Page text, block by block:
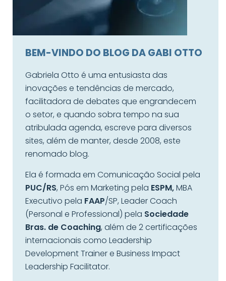
BEM-VINDO DO BLOG DA GABI OTTO
Gabriela Otto é uma entusiasta das
inovações e tendências de mercado,
facilitadora de debates que engrandecem
o setor, e quando sobra tempo na sua
atribulada agenda, escreve para diversos
sites, além de manter, desde 2008, este
renomado blog.
Ela é formada em Comunicação Social pela
PUC/RS, Pós em Marketing pela ESPM,MBA
Executivo pela FAAP/SP, Leader Coach
(Personal e Professional) pela Sociedade
Bras. de Coaching, além de 2 certificações
internacionais como Leadership
Development Trainer e Business Impact
Leadership Facilitator.